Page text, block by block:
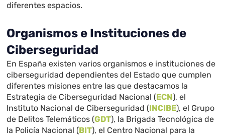
diferentes espacios.
Organismos e Instituciones de
Ciberseguridad
En España existen varios organismos e instituciones de
ciberseguridad dependientes del Estado que cumplen
diferentes misiones entre las que destacamos la
Estrategia de Ciberseguridad Nacional (ECN), el
Instituto Nacional de Ciberseguridad (INCIBE), el Grupo
de Delitos Telemáticos (GDT), la Brigada Tecnológica de
la Policía Nacional (BIT), el Centro Nacional para la